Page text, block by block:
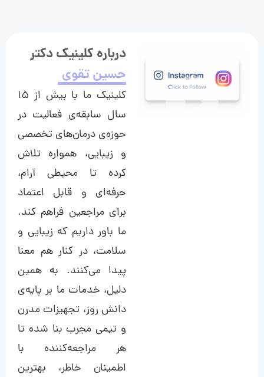
درباره کلینیک دکتر
حسین تقوی
کلینیک ما با بیش از ۱۵
سال سابقه‌ی فعالیت در
حوزه‌ی درمان‌های تخصصی
و زیبایی، همواره تلاش
کرده تا محیطی آرام،
حرفه‌ای و قابل اعتماد
برای مراجعین فراهم کند.
ما باور داریم که زیبایی و
سلامت، در کنار هم معنا
پیدا می‌کنند. به همین
دلیل، خدمات ما بر پایه‌ی
دانش روز، تجهیزات مدرن
و تیمی مجرب بنا شده تا
هر مراجعه‌کننده با
اطمینان خاطر، بهترین